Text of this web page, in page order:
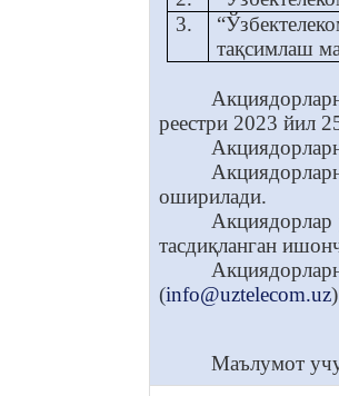
3.
тақсимлаш
реестри 2023 йил
оширилади.
Акциядорлар
тасдиқланган
(info@uztelecom.uz)
Маълумот